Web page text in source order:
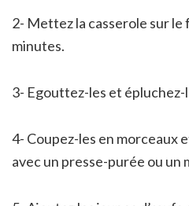
2- Mettez la casserole sur
minutes.
3- Egouttez-les et épluchez-
4- Coupez-les en morceaux
avec un presse-purée ou un